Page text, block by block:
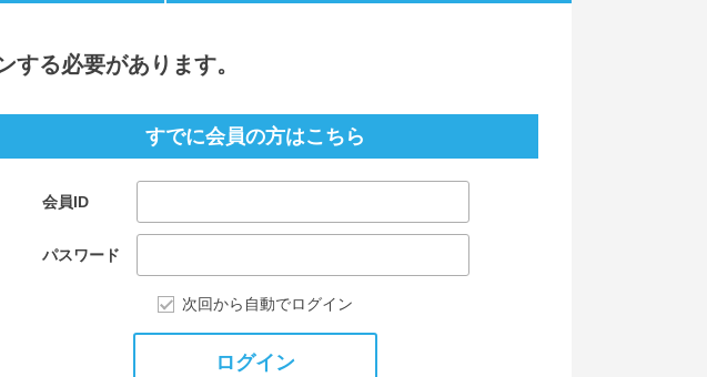
する必要があります。
すでに会員の方はこちら
会員ID
パスワード
次回から自動でログイン
ログイン